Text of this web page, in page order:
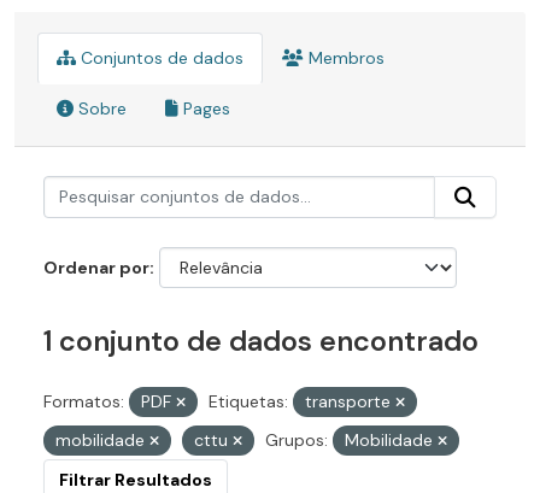
Conjuntos de dados Membros
Sobre Pages
Ordenar por
1 conjunto de dados encontrado
Formatos: PDF Etiquetas:
transporte
mobilidade
cttu Grupos:
Mobilidade
Filtrar Resultados